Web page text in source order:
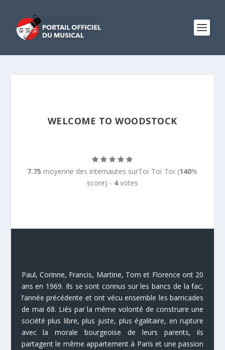
WELCOME TO WOODSTOCK
7.75 moyenne des internautes surToï Toï Toï (140%
score) - 4votes
Paul, Corinne, Francis, Martine, Tom et Florence ont 20
ans en 1969. Ils se sont connus sur les bancs de la fac,
l’année précédente et ont vécu ensemble les barricades
de mai 68. Liés par la même volonté de construire une
société plus libre, plus juste, plus égalitaire, en rupture
avec la morale bourgeoise de leurs parents, ils
partagent le même appartement à Paris et une passion